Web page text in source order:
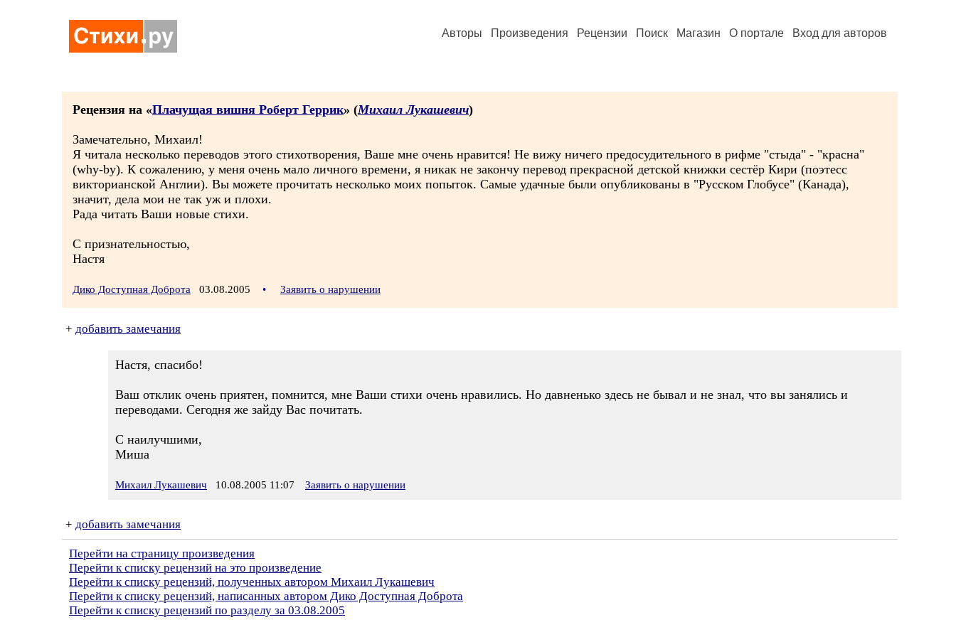
Авторы Произведения Рецензии Поиск Магазин О портале Вход для авторов
Рецензия на «Плачущая вишня Роберт Геррик» (Михаил Лукашевич)
Замечательно, Михаил!
Я читала несколько переводов этого стихотворения, Ваше мне очень нравится! Не вижу ничего предосудительного в рифме "стыда" - "красна"
(why-by). К сожалению, у меня очень мало личного времени, я никак не закончу перевод прекрасной детской книжки сестёр Кири (поэтесс
викторианской Англии). Вы можете прочитать несколько моих попыток. Самые удачные были опубликованы в "Русском Глобусе" (Канада),
значит, дела мои не так уж и плохи.
Рада читать Ваши новые стихи.
С признательностью,
Настя
Дико Доступная Доброта 03.08.2005 • Заявить о нарушении
+ добавить замечания
Настя, спасибо!
Ваш отклик очень приятен, помнится, мне Ваши стихи очень нравились. Но давненько здесь не бывал и не знал, что вы занялись и
переводами. Сегодня же зайду Вас почитать.
С наилучшими,
Миша
Михаил Лукашевич 10.08.2005 11:07 Заявить о нарушении
+ добавить замечания
Перейти на страницу произведения
Перейти к списку рецензий на это произведение
Перейти к списку рецензий, полученных автором Михаил Лукашевич
Перейти к списку рецензий, написанных автором Дико Доступная Доброта
Перейти к списку рецензий по разделу за 03.08.2005